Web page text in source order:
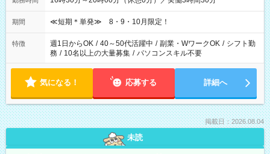
期間 ≪短期＊単発≫ 8・9・10月限定！
特徴 週1日からOK / 40～50代活躍中 / 副業・WワークOK / シフト勤
務 / 10名以上の大量募集 / パソコンスキル不要
気になる！ 応募する 詳細へ
掲載日：2026.08.04
未読